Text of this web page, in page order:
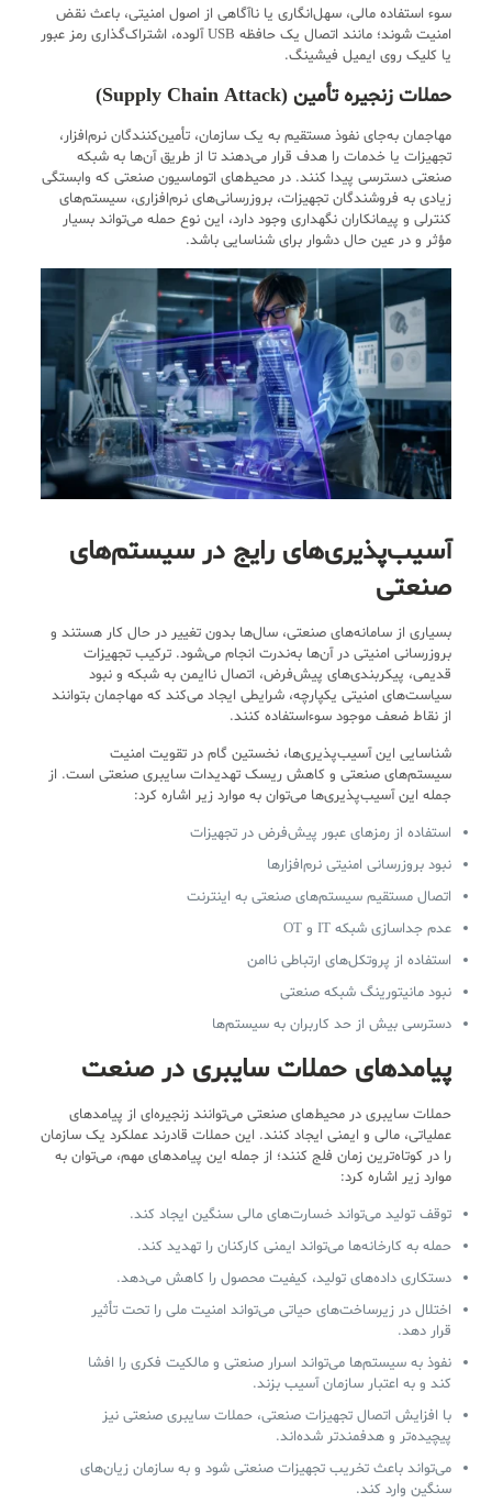
سوء استفاده مالی، سهل‌انگاری یا ناآگاهی از اصول امنیتی، باعث نقض
امنیت شوند؛ مانند اتصال یک حافظه USB آلوده، اشتراک‌گذاری رمز عبور
یا کلیک روی ایمیل فیشینگ.
حملات زنجیره تأمین (Supply Chain Attack)
مهاجمان به‌جای نفوذ مستقیم به یک سازمان، تأمین‌کنندگان نرم‌افزار،
تجهیزات یا خدمات را هدف قرار می‌دهند تا از طریق آن‌ها به شبکه
صنعتی دسترسی پیدا کنند. در محیط‌های اتوماسیون صنعتی که وابستگی
زیادی به فروشندگان تجهیزات، بروزرسانی‌های نرم‌افزاری، سیستم‌های
کنترلی و پیمانکاران نگهداری وجود دارد، این نوع حمله می‌تواند بسیار
مؤثر و در عین حال دشوار برای شناسایی باشد.
آسیب‌پذیری‌های رایج در سیستم‌های
صنعتی
بسیاری از سامانه‌های صنعتی، سال‌ها بدون تغییر در حال کار هستند و
بروزرسانی امنیتی در آن‌ها به‌ندرت انجام می‌شود. ترکیب تجهیزات
قدیمی، پیکربندی‌های پیش‌فرض، اتصال ناایمن به شبکه و نبود
سیاست‌های امنیتی یکپارچه، شرایطی ایجاد می‌کند که مهاجمان بتوانند
از نقاط ضعف موجود سوءاستفاده کنند.
شناسایی این آسیب‌پذیری‌ها، نخستین گام در تقویت امنیت
سیستم‌های صنعتی و کاهش ریسک تهدیدات سایبری صنعتی است. از
جمله این آسیب‌پذیری‌ها می‌توان به موارد زیر اشاره کرد:
استفاده از رمزهای عبور پیش‌فرض در تجهیزات
نبود بروزرسانی امنیتی نرم‌افزارها
اتصال مستقیم سیستم‌های صنعتی به اینترنت
عدم جداسازی شبکه IT و OT
استفاده از پروتکل‌های ارتباطی ناامن
نبود مانیتورینگ شبکه صنعتی
دسترسی بیش از حد کاربران به سیستم‌ها
پیامدهای حملات سایبری در صنعت
حملات سایبری در محیط‌های صنعتی می‌توانند زنجیره‌ای از پیامدهای
عملیاتی، مالی و ایمنی ایجاد کنند. این حملات قادرند عملکرد یک سازمان
را در کوتاه‌ترین زمان فلج کنند؛ از جمله این پیامدهای مهم، می‌توان به
موارد زیر اشاره کرد:
توقف تولید می‌تواند خسارت‌های مالی سنگین ایجاد کند.
حمله به کارخانه‌ها می‌تواند ایمنی کارکنان را تهدید کند.
دستکاری داده‌های تولید، کیفیت محصول را کاهش می‌دهد.
اختلال در زیرساخت‌های حیاتی می‌تواند امنیت ملی را تحت تأثیر
قرار دهد.
نفوذ به سیستم‌ها می‌تواند اسرار صنعتی و مالکیت فکری را افشا
کند و به اعتبار سازمان آسیب بزند.
با افزایش اتصال تجهیزات صنعتی، حملات سایبری صنعتی نیز
پیچیده‌تر و هدفمندتر شده‌اند.
می‌تواند باعث تخریب تجهیزات صنعتی شود و به سازمان زیان‌های
سنگین وارد کند.